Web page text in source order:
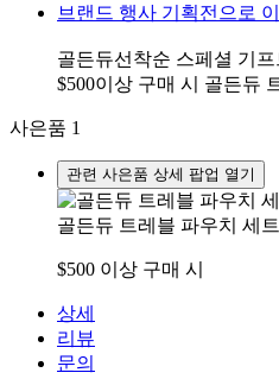
브랜드 행사 기획전으로
골든듀선착순 스페셜 기프
$500이상 구매 시 골든듀
사은품 1
관련 사은품 상세 팝업 열기
골든듀 트레블 파우치 세
$500 이상 구매 시
상세
리뷰
문의